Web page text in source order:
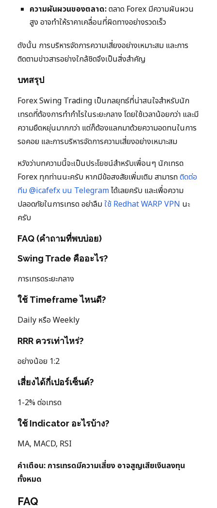
ความผันผวนของตลาด:ตลาด Forex มีความผันผวน
สูง อาจทำให้ราคาเคลื่อนที่ผิดทางอย่างรวดเร็ว
ดังนั้น การบริหารจัดการความเสี่ยงอย่างเหมาะสม และการ
ติดตามข่าวสารอย่างใกล้ชิดจึงเป็นสิ่งสำคัญ
บทสรุป
Forex Swing Trading เป็นกลยุทธ์ที่น่าสนใจสำหรับนัก
เทรดที่ต้องการทำกำไรในระยะกลาง โดยใช้เวลาน้อยกว่า และมี
ความยืดหยุ่นมากกว่า แต่ก็ต้องแลกมาด้วยความอดทนในการ
รอคอย และการบริหารจัดการความเสี่ยงอย่างเหมาะสม
หวังว่าบทความนี้จะเป็นประโยชน์สำหรับเพื่อนๆ นักเทรด
Forex ทุกท่านนะครับ หากมีข้อสงสัยเพิ่มเติม สามารถติดต่อ
ทีม @icafefx บน Telegramได้เลยครับ และเพื่อความ
ปลอดภัยในการเทรด อย่าลืมใช้ Redhat WARP VPN นะ
ครับ
FAQ (คำถามที่พบบ่อย)
Swing Trade คืออะไร?
การเทรดระยะกลาง
ใช้ Timeframe ไหนดี?
Daily หรือ Weekly
RRR ควรเท่าไหร่?
อย่างน้อย 1:2
เสี่ยงได้กี่เปอร์เซ็นต์?
1-2% ต่อเทรด
ใช้ Indicator อะไรบ้าง?
MA, MACD, RSI
คำเตือน: การเทรดมีความเสี่ยง อาจสูญเสียเงินลงทุน
ทั้งหมด
FAQ